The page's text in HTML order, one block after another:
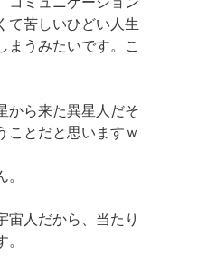
て苦しいひどい人生
まうみたいです。こ
から来た異星人だそ
ことだと思いますｗ
宙人だから、当たり